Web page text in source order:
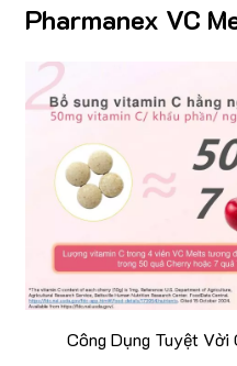
Pharmanex VC
Công Dụng Tuyệt Vời